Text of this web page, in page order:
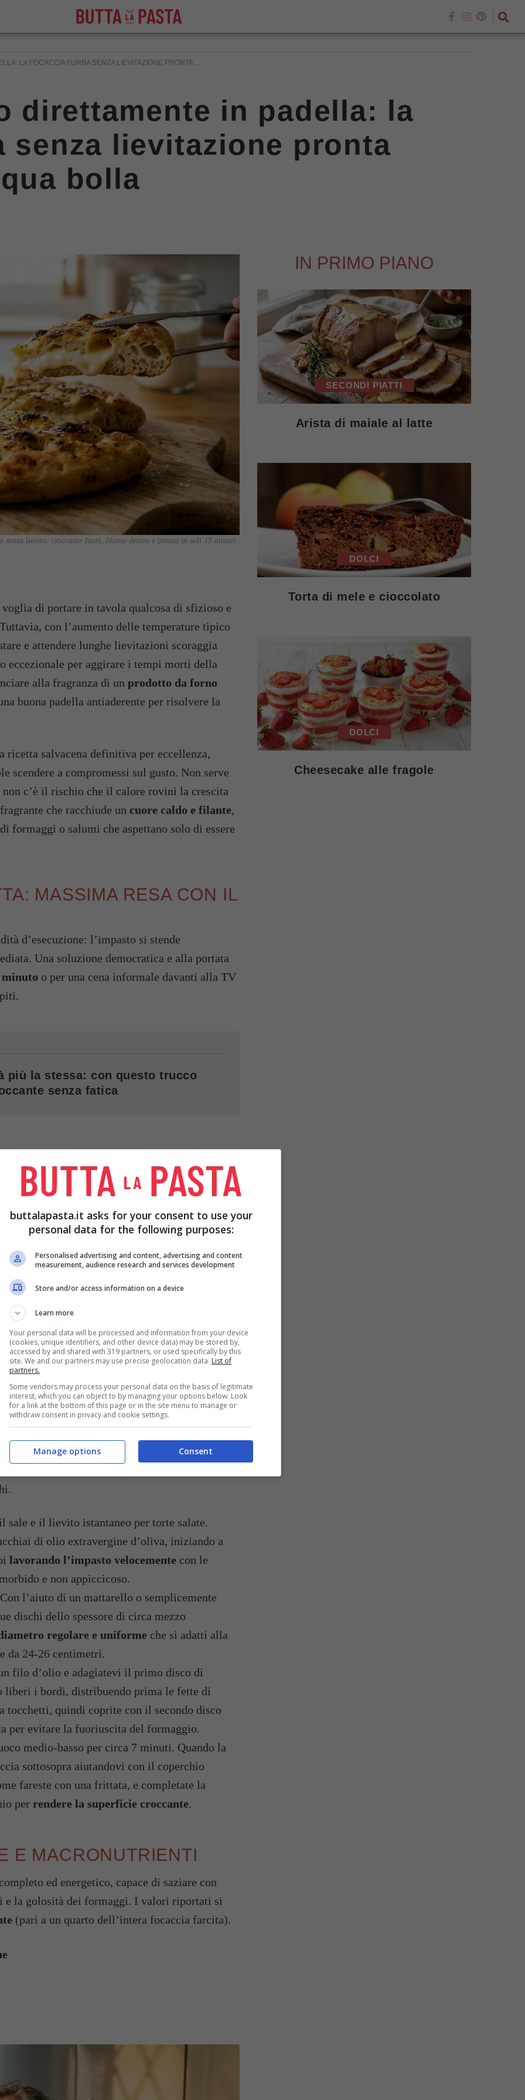
LA FOCACCIA FURBA SENZA LIEVITAZIONE PRONTA...
direttamente in padella: la
senza lievitazione pronta
bolla
senza lievito: croccante fuori, filante dentro e pronta in soli 15 minuti.
di portare in tavola qualcosa di sfizioso e
con l’aumento delle temperature tipico
e attendere lunghe lievitazioni scoraggia
eccezionale per aggirare i tempi morti della
alla fragranza di un prodotto da forno
buona padella antiaderente per risolvere la
ricetta salvacena definitiva per eccellenza,
scendere a compromessi sul gusto. Non serve
c’è il rischio che il calore rovini la crescita
che racchiude un cuore caldo e filante,
o salumi che aspettano solo di essere
MASSIMA RESA CON IL
d’esecuzione: l’impasto si stende
Una soluzione democratica e alla portata
o per una cena informale davanti alla TV
più la stessa: con questo trucco
senza fatica
per lato)
più rustico)
quello per la padella)
salate (circa 15g)
DOPO PASSO PER UNA
centro, il segreto risiede nella gestione della
i primi minuti. Seguite attentamente questi
sale e il lievito istantaneo per torte salate.
di olio extravergine d’oliva, iniziando a
lavorando l’impasto velocemente con le
e non appiccicoso.
l’aiuto di un mattarello o semplicemente
dischi dello spessore di circa mezzo
regolare e uniforme che si adatti alla
da 24-26 centimetri.
filo d’olio e adagiatevi il primo disco di
liberi i bordi, distribuendo prima le fette di
tocchetti, quindi coprite con il secondo disco
per evitare la fuoriuscita del formaggio.
medio-basso per circa 7 minuti. Quando la
sottosopra aiutandovi con il coperchio
fareste con una frittata, e completate la
per rendere la superficie croccante.
E MACRONUTRIENTI
ed energetico, capace di saziare con
e la golosità dei formaggi. I valori riportati si
(pari a un quarto dell’intera focaccia farcita).
IN PRIMO PIANO
SECONDI PIATTI
Arista di maiale al latte
DOLCI
Torta di mele e cioccolato
DOLCI
Cheesecake alle fragole
buttalapasta.it asks for your consent to use your
personal data for the following purposes:
Personalised advertising and content, advertising and content
measurement, audience research and services development
Store and/or access information on a device
Learn more
Your personal data will be processed and information from your device
(cookies, unique identifiers, and other device data) may be stored by,
accessed by and shared with 319 partners, or used specifically by this
site. We and our partners may use precise geolocation data. List of
partners.
Some vendors may process your personal data on the basis of legitimate
interest, which you can object to by managing your options below. Look
for a link at the bottom of this page or in the site menu to manage or
withdraw consent in privacy and cookie settings.
Consent
Manage options